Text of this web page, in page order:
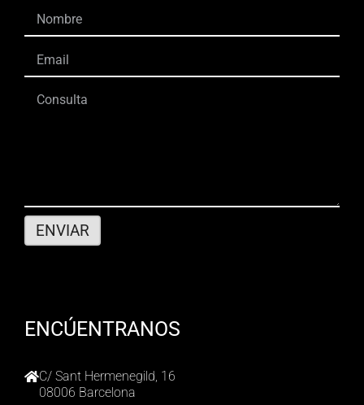
ENCÚENTRANOS
C/ Sant Hermenegild, 16
08006 Barcelona